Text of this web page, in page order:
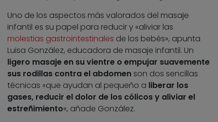
Uno de los aspectos más valorados del masaje
infantil es su papel para reducir y «aliviar las
molestias gastrointestinales de los bebés», apunta
Luisa González, educadora de masaje infantil. Un
ligero masaje en su vientre o empujar suavemente
sus rodillas contra el abdomen son dos sencillas
técnicas «que ayudan al pequeño a liberar los
gases, reducir el dolor de los cólicos y aliviar el
estreñimiento«, añade González.